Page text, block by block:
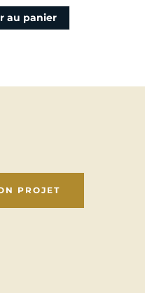
au panier
PROJET